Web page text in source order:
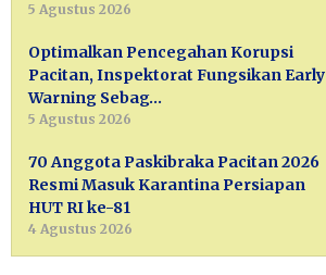
5 Agustus 2026
Optimalkan Pencegahan Korupsi
Pacitan, Inspektorat Fungsikan Early
Warning Sebag…
5 Agustus 2026
70 Anggota Paskibraka Pacitan 2026
Resmi Masuk Karantina Persiapan
HUT RI ke-81
4 Agustus 2026